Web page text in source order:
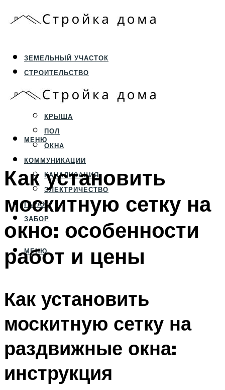
ЗЕМЕЛЬНЫЙ УЧАСТОК
СТРОИТЕЛЬСТВО
ФУНДАМЕНТ И ЦОКОЛЬ
ПЕРЕКРЫТИЯ И СТЕНЫ
КРЫША
ПОЛ
ОКНА
КОММУНИКАЦИИ
КАНАЛИЗАЦИЯ
ЭЛЕКТРИЧЕСТВО
ГАРАЖ
ЗАБОР
МЕНЮ
МЕНЮ
Как установить
москитную сетку на
окно: особенности
работ и цены
Как установить
москитную сетку на
раздвижные окна:
инструкция